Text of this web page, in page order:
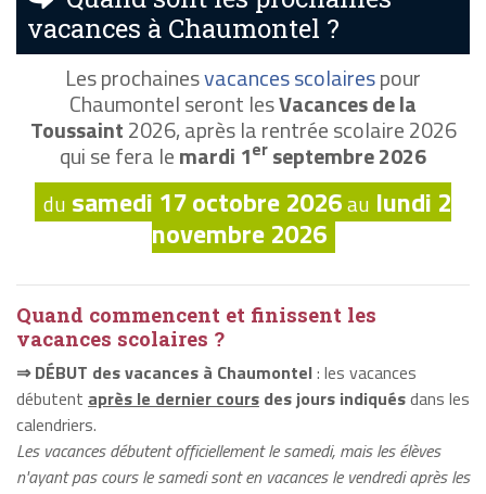
vacances à Chaumontel ?
Les prochainesvacances scolairespour
Chaumontel seront lesVacances de la
Toussaint2026, après la rentrée scolaire 2026
qui se fera lemardi 1er septembre 2026
du samedi 17 octobre 2026au lundi 2
novembre 2026
Quand commencent et finissent les
vacances scolaires ?
⇒ DÉBUT des vacances à Chaumontel: les vacances
débutent après le dernier cours des jours indiquésdans les
calendriers.
Les vacances débutent officiellement le samedi, mais les élèves
n'ayant pas cours le samedi sont en vacances le vendredi après les